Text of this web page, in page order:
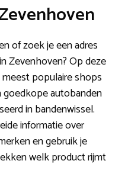
of zoek je een adres
Zevenhoven? Op deze
populaire shops
goedkope autobanden
in bandenwissel.
informatie over
en gebruik je
welk product rijmt